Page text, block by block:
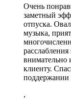
Очень
заметный
отпуска.
музыка,
внимательно
клиенту.
поддержании
,